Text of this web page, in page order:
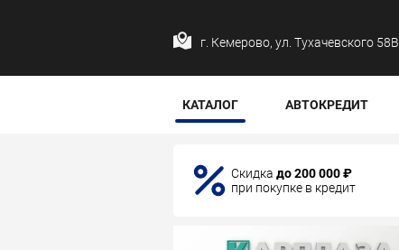
г. Кемерово, ул. Тухачевского 58В
КАТАЛОГ АВТОКРЕДИТ
Скидка до 200 000 ₽
при покупке в кредит